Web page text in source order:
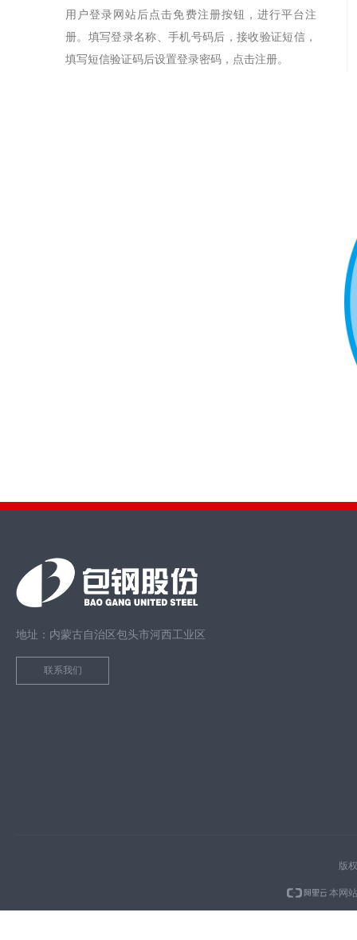
用户登录网站后点击免费注册按钮，进行平台注
册。填写登录名称、手机号码后，接收验证短信，
填写短信验证码后设置登录密码，点击注册。
地址：内蒙古自治区包头市河西工业区
联系我们
版
本网